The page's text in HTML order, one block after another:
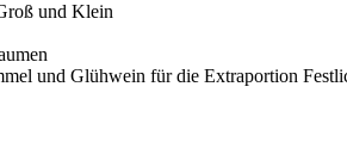
und Klein
und Glühwein für die Extraportion